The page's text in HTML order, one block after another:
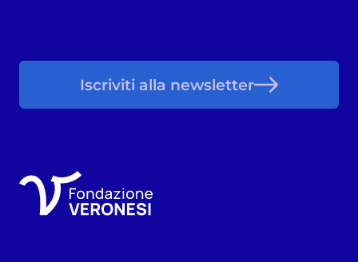
Iscriviti alla newsletter